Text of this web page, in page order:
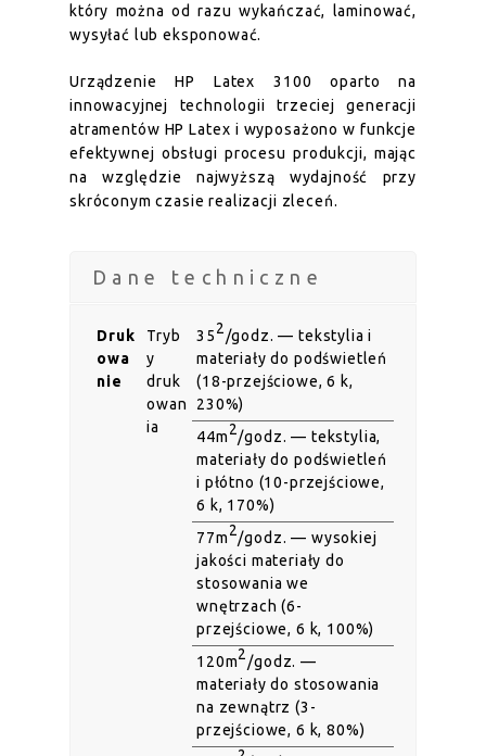
który można od razu wykańczać, laminować,
wysyłać lub eksponować.
Urządzenie HP Latex 3100 oparto na
innowacyjnej technologii trzeciej generacji
atramentów HP Latex i wyposażono w funkcje
efektywnej obsługi procesu produkcji, mając
na względzie najwyższą wydajność przy
skróconym czasie realizacji zleceń.
Dane techniczne
Druk
owa
nie
Tryb
y
druk
owan
ia
352/godz. — tekstylia i
materiały do podświetleń
(18-przejściowe, 6 k,
230%)
44m2/godz. — tekstylia,
materiały do podświetleń
i płótno (10-przejściowe,
6 k, 170%)
77m2/godz. — wysokiej
jakości materiały do
stosowania we
wnętrzach (6-
przejściowe, 6 k, 100%)
120m2/godz. —
materiały do stosowania
na zewnątrz (3-
przejściowe, 6 k, 80%)